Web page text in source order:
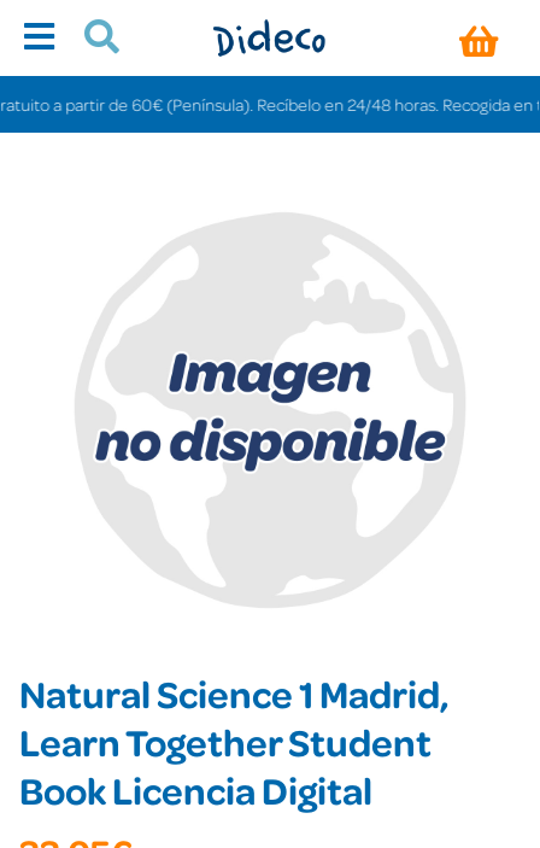
a partir de 60€ (Península). Recíbelo en 24/48 horas. Recogida en
Natural Science 1 Madrid,
Learn Together Student
Book Licencia Digital